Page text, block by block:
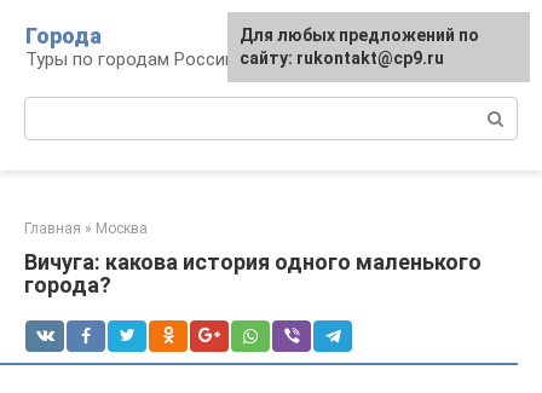
контенту
Города
Туры по городам Российской Федерации
Главная » Москва
Вичуга: какова история одного маленького
города?
Для любых предложений по
сайту: rukontakt@cp9.ru